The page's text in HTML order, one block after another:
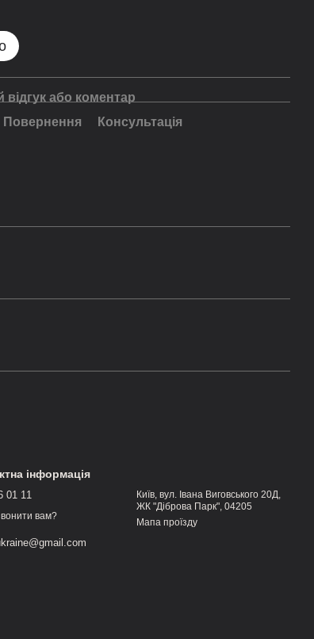
відгук або коментар
Повернення Консультація
інформація
01 11
вам?
Київ, вул. Івана Виговського 20Д,
ЖК "Діброва Парк", 04205
Мапа проїзду